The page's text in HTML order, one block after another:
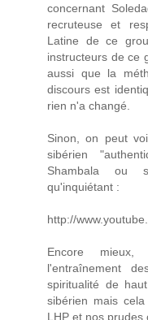
concernant
recruteuse et
Latine de ce
instructeurs de ce
aussi que la
discours est
rien n'a changé.
Sinon, on peut
sibérien
Shambala ou
qu'inquiétant :
http://
Encore
l'entraînement
spiritualité de
sibérien mais
LHP et nos prudes